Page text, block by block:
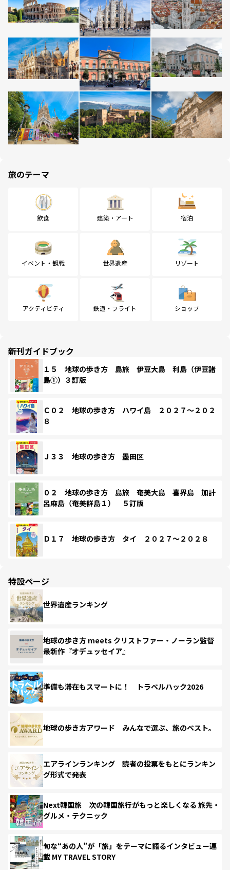
旅のテーマ
飲食 建築・アート 宿泊
イベント・観戦 世界遺産 リゾート
アクティビティ 鉄道・フライト ショップ
新刊ガイドブック
１５ 地球の歩き方 島旅 伊豆大島 利島（伊豆諸
島①）３訂版
Ｃ０２ 地球の歩き方 ハワイ島 ２０２７～２０２
８
Ｊ３３ 地球の歩き方 墨田区
０２ 地球の歩き方 島旅 奄美大島 喜界島 加計
呂麻島（奄美群島１） ５訂版
Ｄ１７ 地球の歩き方 タイ ２０２７～２０２８
特設ページ
世界遺産ランキング
地球の歩き方 meets クリストファー・ノーラン監督
最新作『オデュッセイア』
準備も滞在もスマートに！ トラベルハック2026
地球の歩き方アワード みんなで選ぶ、旅のベスト。
エアラインランキング 読者の投票をもとにランキン
グ形式で発表
Next韓国旅 次の韓国旅行がもっと楽しくなる 旅先・
グルメ・テクニック
旬な“あの人”が「旅」をテーマに語るインタビュー連
載 MY TRAVEL STORY